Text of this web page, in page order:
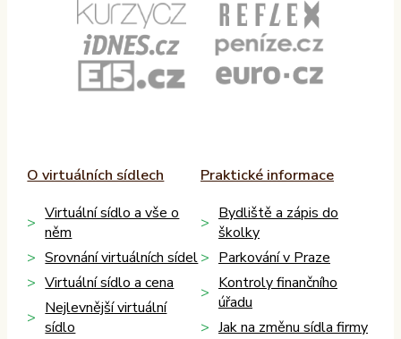
O virtuálních sídlech
Virtuální sídlo a vše o
něm
Srovnání virtuálních sídel
Virtuální sídlo a cena
Nejlevnější virtuální
sídlo
Praktické informace
Bydliště a zápis do
školky
Parkování v Praze
Kontroly finančního
úřadu
Jak na změnu sídla firmy